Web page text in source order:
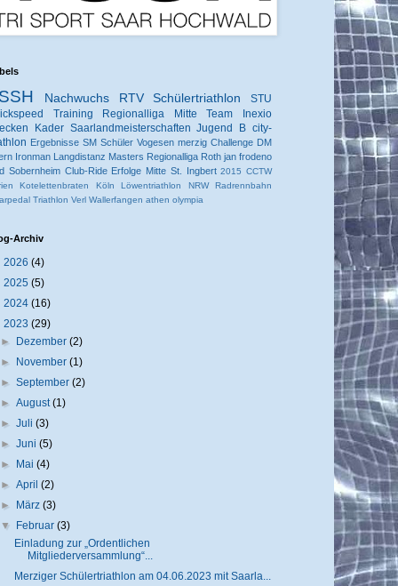
Nachwuchs RTV Schülertriathlon
STU
Training Regionalliga Mitte
Team Inexio
Kader Saarlandmeisterschaften Jugend B city-
Ergebnisse SM Schüler Vogesen merzig Challenge DM
Ironman Langdistanz Masters Regionalliga Roth jan frodeno
Sobernheim Club-Ride Erfolge Mitte St. Ingbert 2015 CCTW
Kotelettenbraten Köln Löwentriathlon NRW
Radrennbahn
Triathlon Verl Wallerfangen athen olympia
Archiv
2026 (4)
2025 (5)
2024 (16)
2023 (29)
►
Dezember(2)
►
November(1)
►September(2)
►August(1)
►Juli(3)
►Juni(5)
►
Mai(4)
►April(2)
►
März(3)
▼
Februar(3)
Einladung zur „Ordentlichen
Mitgliederversammlung“...
Merziger Schülertriathlon am 04.06.2023 mit Saarla...